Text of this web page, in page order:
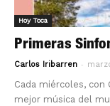
Hoy Toca
Primeras
Carlos Iribarren -
Cada miércoles, con
mejor música del